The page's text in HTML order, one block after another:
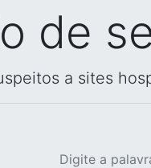
de
a sites
Digite a